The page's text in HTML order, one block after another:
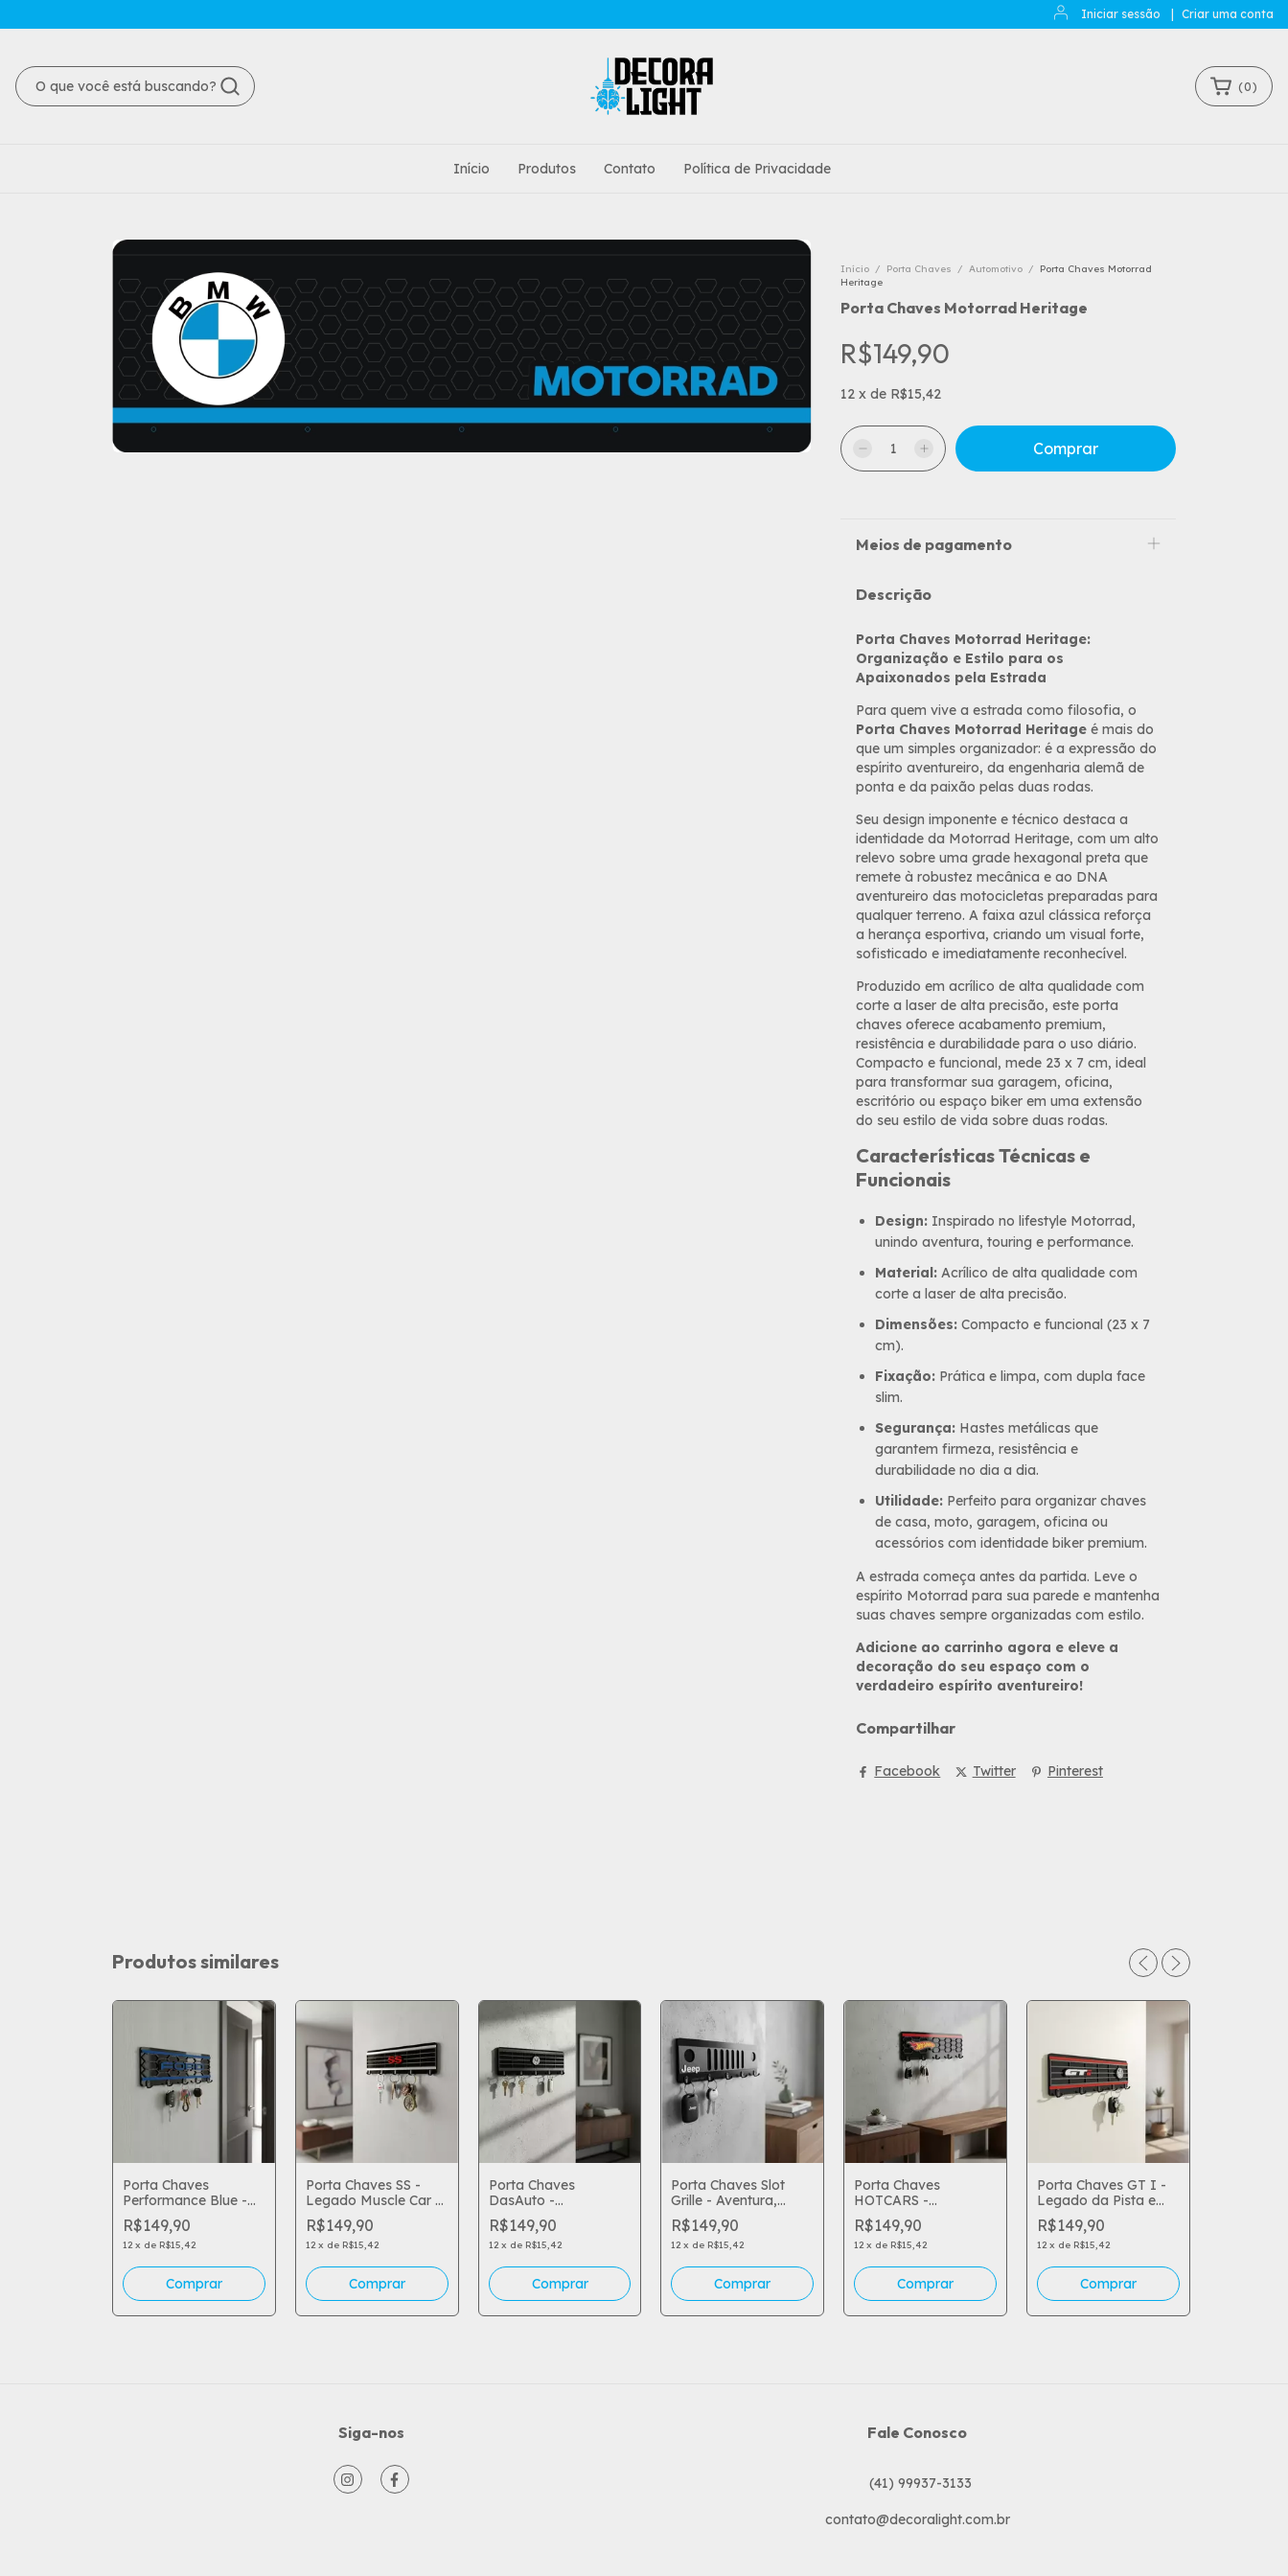
Iniciar sessão Criar uma conta
(0)
Início Produtos Contato Política de Privacidade
Início / Porta Chaves / Automotivo /
Porta Chaves Motorrad
Heritage
Porta Chaves Motorrad Heritage
R$149,90
12 x de R$15,42
Meios de pagamento
Descrição
Porta Chaves Motorrad Heritage:
Organização e Estilo para os
Apaixonados pela Estrada
Para quem vive a estrada como filosofia, o
Porta Chaves Motorrad Heritage é mais do
que um simples organizador: é a expressão do
espírito aventureiro, da engenharia alemã de
ponta e da paixão pelas duas rodas.
Seu design imponente e técnico destaca a
identidade da Motorrad Heritage, com um alto
relevo sobre uma grade hexagonal preta que
remete à robustez mecânica e ao DNA
aventureiro das motocicletas preparadas para
qualquer terreno. A faixa azul clássica reforça
a herança esportiva, criando um visual forte,
sofisticado e imediatamente reconhecível.
Produzido em acrílico de alta qualidade com
corte a laser de alta precisão, este porta
chaves oferece acabamento premium,
resistência e durabilidade para o uso diário.
Compacto e funcional, mede 23 x 7 cm, ideal
para transformar sua garagem, oficina,
escritório ou espaço biker em uma extensão
do seu estilo de vida sobre duas rodas.
Características Técnicas e
Funcionais
Design: Inspirado no lifestyle Motorrad,
unindo aventura, touring e performance.
Material: Acrílico de alta qualidade com
corte a laser de alta precisão.
Dimensões: Compacto e funcional (23 x 7
cm).
Fixação: Prática e limpa, com dupla face
slim.
Segurança: Hastes metálicas que
garantem firmeza, resistência e
durabilidade no dia a dia.
Utilidade: Perfeito para organizar chaves
de casa, moto, garagem, oficina ou
acessórios com identidade biker premium.
A estrada começa antes da partida. Leve o
espírito Motorrad para sua parede e mantenha
suas chaves sempre organizadas com estilo.
Adicione ao carrinho agora e eleve a
decoração do seu espaço com o
verdadeiro espírito aventureiro!
Compartilhar
Facebook Twitter Pinterest
Produtos similares
Porta Chaves
Performance Blue -
Potência Americana e
Estilo Agressivo
R$149,90
12 x de R$15,42
Porta Chaves SS -
Legado Muscle Car e
Pura Potência
Americana
R$149,90
12 x de R$15,42
Porta Chaves
DasAuto -
Engenharia Alemã e
Design Icônico na
Sua Parede
R$149,90
12 x de R$15,42
Porta Chaves Slot
Grille - Aventura,
Robustez e
Organização de
Ícone
R$149,90
12 x de R$15,42
Porta Chaves
HOTCARS -
Nostalgia, Coleção e
a Chama da
Velocidade na Parede
R$149,90
12 x de R$15,42
Porta Chaves GT I -
Legado da Pista e
Design de Engenharia
R$149,90
12 x de R$15,42
Siga-nos Fale Conosco
contato@decoralight.com.br